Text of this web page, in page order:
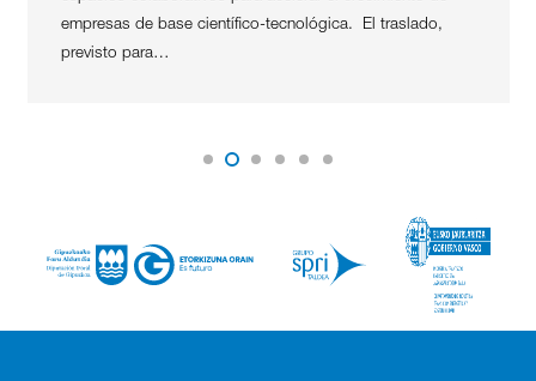
empresas de base científico-tecnológica. El traslado,
previsto para…